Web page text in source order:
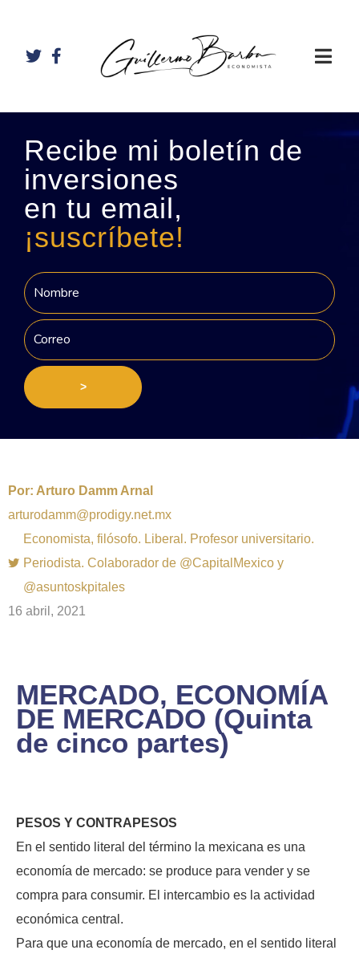
Recibe mi boletín de
inversiones
en tu email,
¡suscríbete!
>
Por: Arturo Damm Arnal
arturodamm@prodigy.net.mx
Economista, filósofo. Liberal. Profesor universitario.
Periodista. Colaborador de @CapitalMexico y
@asuntoskpitales
16 abril, 2021
MERCADO, ECONOMÍA
DE MERCADO (Quinta
de cinco partes)
PESOS Y CONTRAPESOS
En el sentido literal del término la mexicana es una
economía de mercado: se produce para vender y se
compra para consumir. El intercambio es la actividad
económica central.
Para que una economía de mercado, en el sentido literal